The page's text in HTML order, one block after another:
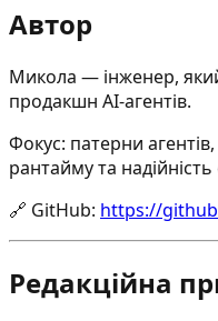
Автор
Микола — інженер,
продакшн AI-агентів.
Фокус: патерни
рантайму та
🔗 GitHub: https://
Редакційна